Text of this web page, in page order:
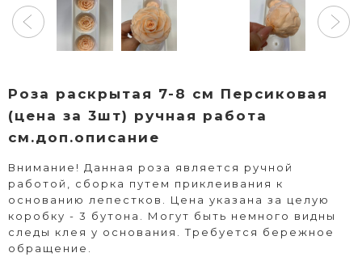
Роза раскрытая 7-8 см Персиковая
(цена за 3шт) ручная работа
см.доп.описание
Внимание! Данная роза является ручной
работой, сборка путем приклеивания к
основанию лепестков. Цена указана за целую
коробку - 3 бутона. Могут быть немного видны
следы клея у основания. Требуется бережное
обращение.